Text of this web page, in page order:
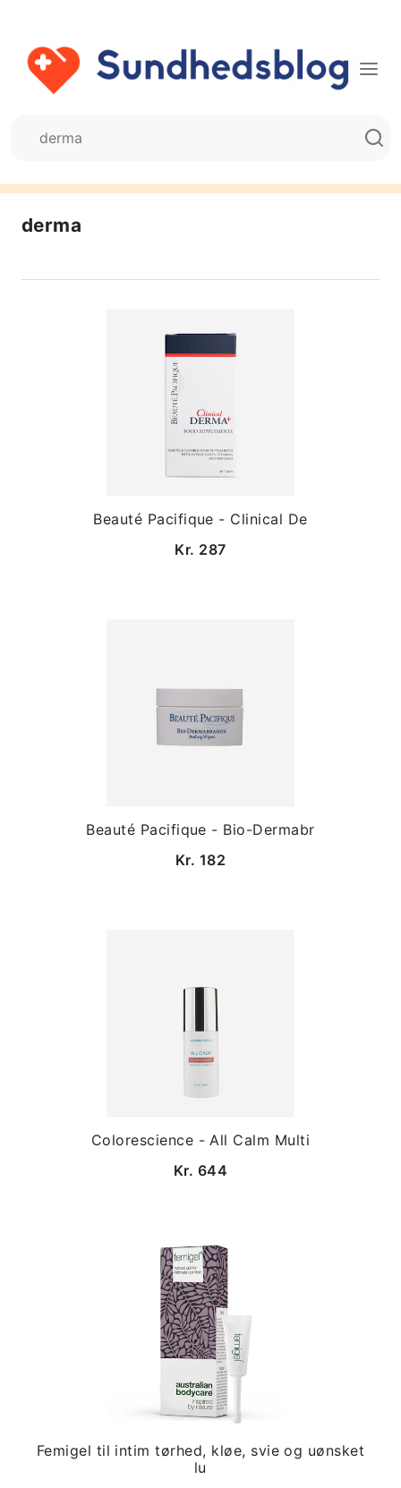
derma
Beauté Pacifique - Clinical De
Kr. 287
Beauté Pacifique - Bio-Dermabr
Kr. 182
Colorescience - All Calm Multi
Kr. 644
Femigel til intim tørhed, kløe, svie og uønsket
lu